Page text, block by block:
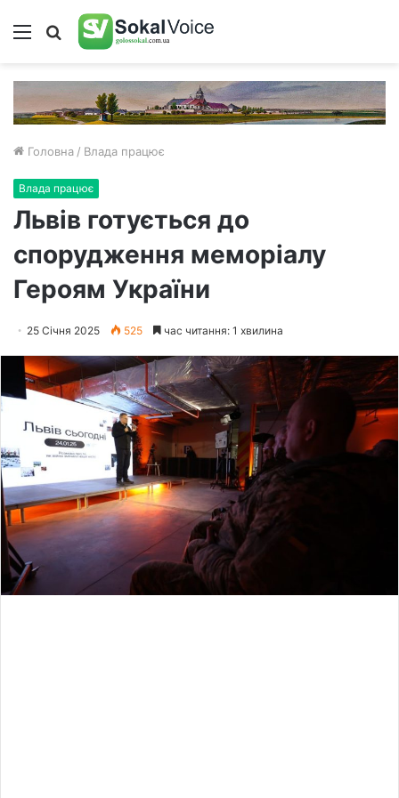
Меню Пошук
Головна / Влада працює
Влада працює
Львів готується до
спорудження меморіалу
Героям України
25 Січня 2025 525 час читання: 1 хвилина